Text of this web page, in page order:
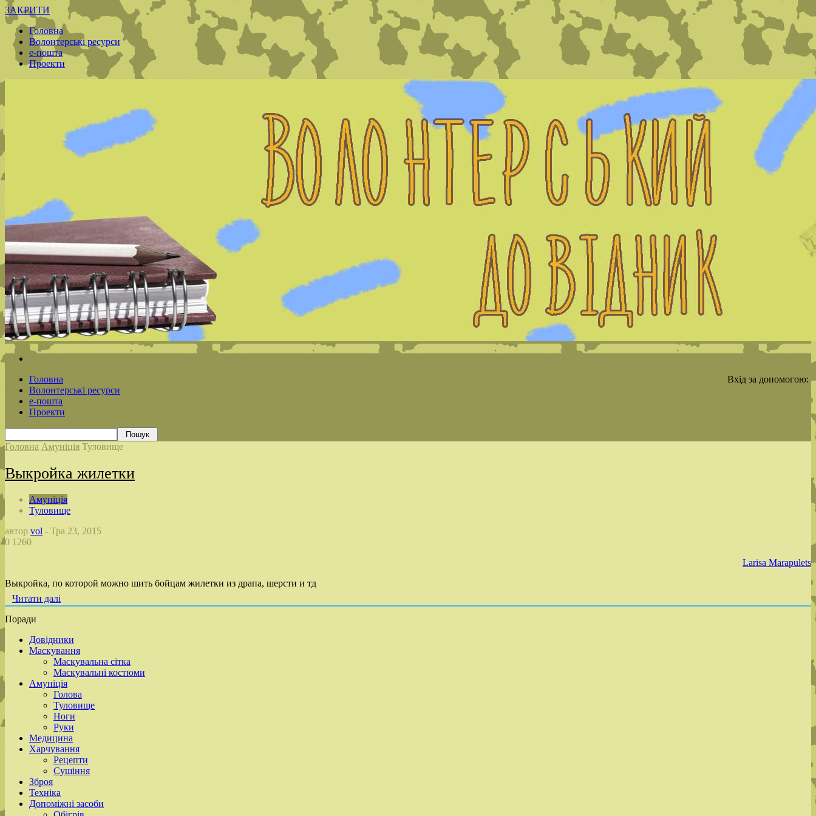
ЗАКРИТИ
Головна
Волонтерські ресурси
е-пошта
Проекти
Вхід за допомогою:
Головна
Волонтерські ресурси
е-пошта
Проекти
Головна Амуніція Туловище
Выкройка жилетки
Амуніція
Туловище
автор vol - Тра 23, 2015
0 1260
Larisa Marapulets
Выкройка, по которой можно шить бойцам жилетки из драпа, шерсти и тд
Читати далі
Поради
Довідники
Маскування
Маскувальна сітка
Маскувальні костюми
Амуніція
Голова
Туловище
Ноги
Руки
Медицина
Харчування
Рецепти
Сушіння
Зброя
Техніка
Допоміжні засоби